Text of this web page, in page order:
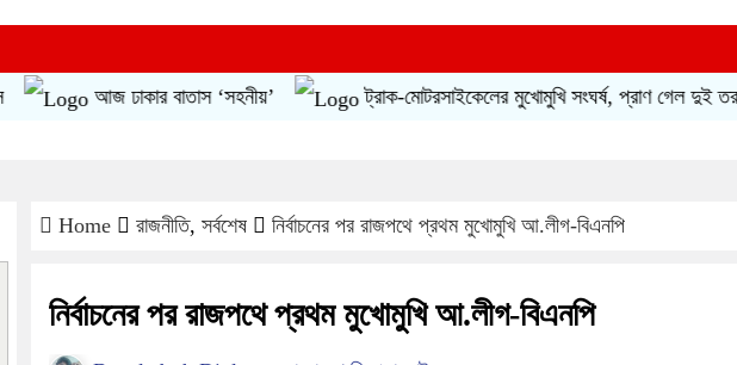
আজ ঢাকার বাতাস ‘সহনীয়’ ট্রাক-মোটরসাইকেলের মুখোমুখি সংঘর্ষ, প্রাণ গেল দুই তরুণের
Home রাজনীতি, সর্বশেষ নির্বাচনের পর রাজপথে প্রথম মুখোমুখি আ.লীগ-বিএনপি
নির্বাচনের পর রাজপথে প্রথম মুখোমুখি আ.লীগ-বিএনপি